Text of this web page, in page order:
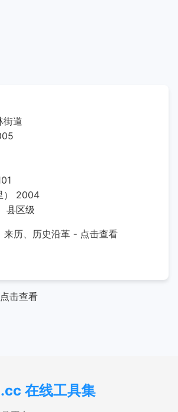
街道
） 2004
县区级
来历、历史沿革 - 点击查看
击查看
在线工具集